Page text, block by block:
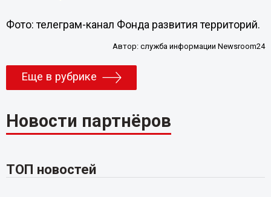
Фото: телеграм-канал Фонда развития территорий.
Автор:служба информации Newsroom24
Еще в рубрике
Новости партнёров
ТОП новостей